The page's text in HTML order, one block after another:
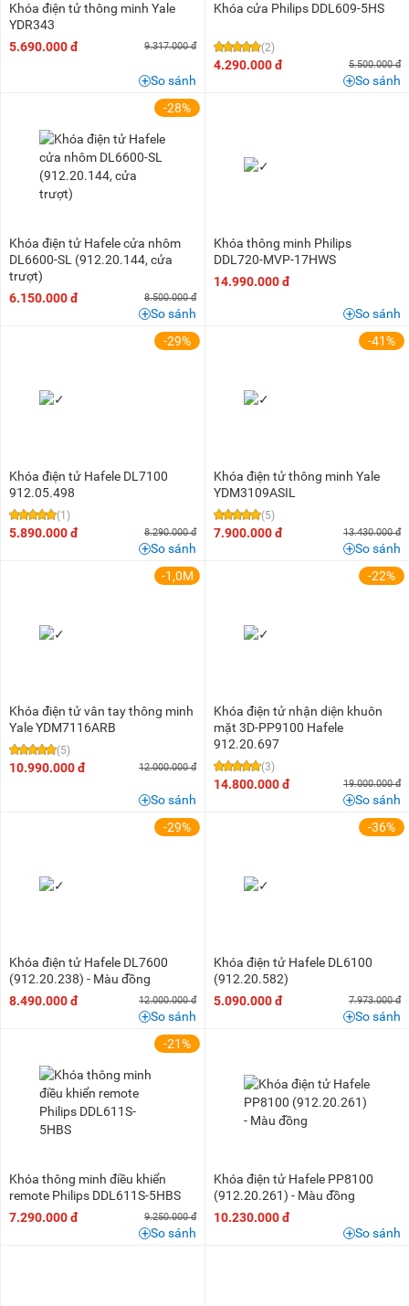
Khóa điện tử thông minh Yale
YDR343
5.690.000 đ
9.317.000 đ
So sánh
Khóa cửa Philips DDL609-5HS
(2)
4.290.000 đ 5.500.000 đ
So sánh
-28%
Khóa điện tử Hafele cửa nhôm
DL6600-SL (912.20.144, cửa
trượt)
6.150.000 đ
8.500.000 đ
So sánh
Khóa thông minh Philips
DDL720-MVP-17HWS
14.990.000 đ
So sánh
-29%
Khóa điện tử Hafele DL7100
912.05.498
(1)
5.890.000 đ 8.290.000 đ
So sánh
-41%
Khóa điện tử thông minh Yale
YDM3109ASIL
(5)
7.900.000 đ 13.430.000 đ
So sánh
-1,0M
Khóa điện tử vân tay thông minh
Yale YDM7116ARB
(5)
10.990.000 đ 12.000.000 đ
So sánh
-22%
Khóa điện tử nhận diện khuôn
mặt 3D-PP9100 Hafele
912.20.697
(3)
14.800.000 đ 19.000.000 đ
So sánh
-29%
Khóa điện tử Hafele DL7600
(912.20.238) - Màu đồng
8.490.000 đ
12.000.000 đ
So sánh
-36%
Khóa điện tử Hafele DL6100
(912.20.582)
5.090.000 đ
7.973.000 đ
So sánh
-21%
Khóa thông minh điều khiển
remote Philips DDL611S-5HBS
7.290.000 đ
9.250.000 đ
So sánh
Khóa điện tử Hafele PP8100
(912.20.261) - Màu đồng
10.230.000 đ
So sánh